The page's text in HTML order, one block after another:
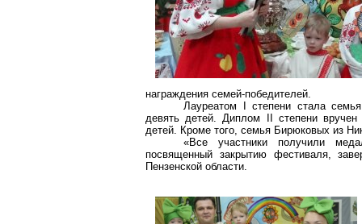
награждения семей-победителей.
Лауреатом I степени стала
девять детей. Диплом II степени
детей. Кроме того, семья Бирюковых из
«Все участники получили
посвященный закрытию фестиваля,
Пензенской области.